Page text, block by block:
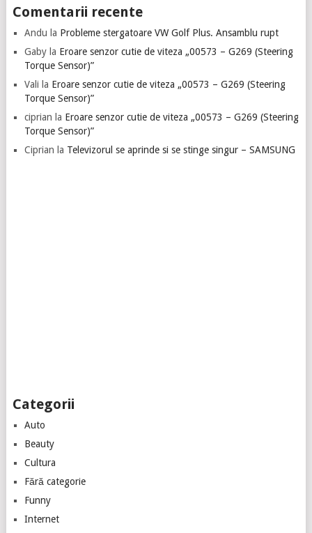
Comentarii recente
Andu la Probleme stergatoare VW Golf Plus. Ansamblu rupt
Gabyla Eroare senzor cutie de viteza „00573 – G269 (Steering
Torque Sensor)”
Vali la Eroare senzor cutie de viteza „00573 – G269 (Steering
Torque Sensor)”
ciprian la Eroare senzor cutie de viteza „00573 – G269 (Steering
Torque Sensor)”
Ciprian la Televizorul se aprinde si se stinge singur – SAMSUNG
Categorii
Auto
Beauty
Cultura
Fără categorie
Funny
Internet